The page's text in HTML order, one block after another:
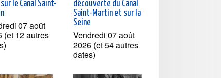
le Canal Saint-
07 août
(et 12 autres
découverte du Canal
Saint-Martin et sur la
Seine
Vendredi 07 août
2026 (et 54 autres
dates)